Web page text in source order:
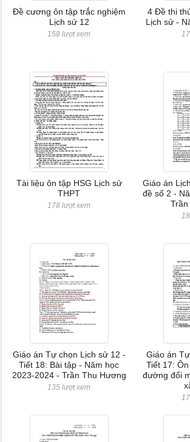
Đề cương ôn tập trắc nghiệm
Lịch sử 12
158 lượt xem
4 Đề thi
Lịch sử -
Tài liệu ôn tập HSG Lịch sử
THPT
178 lượt xem
Giáo án
đề số 2 -
Giáo án Tự chọn Lịch sử 12 -
Tiết 18: Bài tập - Năm học
2023-2024 - Trần Thu Hương
135 lượt xem
Giáo án
Tiết 17:
đường đổi